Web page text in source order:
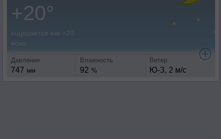
+20°
ощущается как +20
ясно
Давление
747 мм
Влажность
92 %
Ветер
Ю-З, 2 м/с